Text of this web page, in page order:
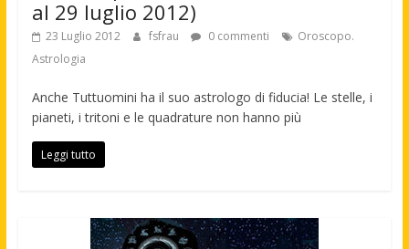
al 29 luglio 2012)
23 Luglio 2012 fsfrau 0 commenti
Oroscopo.
Astrologia
Anche Tuttuomini ha il suo astrologo di fiducia! Le stelle, i
pianeti, i tritoni e le quadrature non hanno più
Leggi tutto